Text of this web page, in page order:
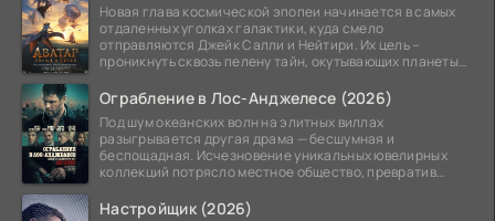
Новая глава космической эпопеи начинается в самых
отдаленных уголках галактики, куда смело
отправляются Джейк Салли и Нейтири. Их цель –
проникнуть сквозь пелену тайн, окутывающих планеты
Ограбление в Лос-Анджелесе (2026)
Под шум океанских волн на элитных виллах
разыгрывается другая драма — бесшумная и
беспощадная. Исчезновение уникальных ювелирных
коллекций потрясло местное общество, превратив
Настройщик (2026)